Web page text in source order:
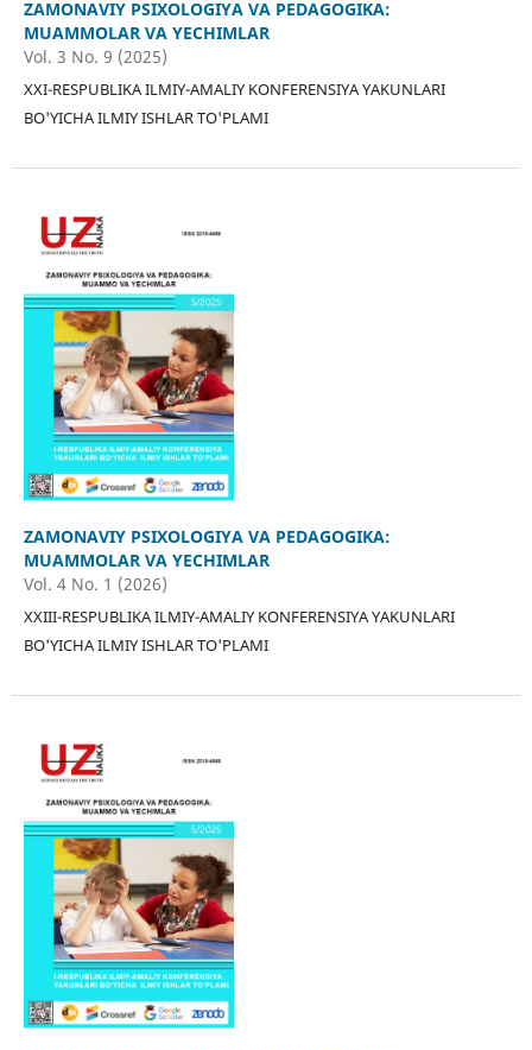
ZAMONAVIY PSIXOLOGIYA VA PEDAGOGIKA:
MUAMMOLAR VA YECHIMLAR
Vol. 3 No. 9 (2025)
XXI-RESPUBLIKA ILMIY-AMALIY KONFERENSIYA YAKUNLARI
BO'YICHA ILMIY ISHLAR TO'PLAMI
ZAMONAVIY PSIXOLOGIYA VA PEDAGOGIKA:
MUAMMOLAR VA YECHIMLAR
Vol. 4 No. 1 (2026)
XXIII-RESPUBLIKA ILMIY-AMALIY KONFERENSIYA YAKUNLARI
BO'YICHA ILMIY ISHLAR TO'PLAMI